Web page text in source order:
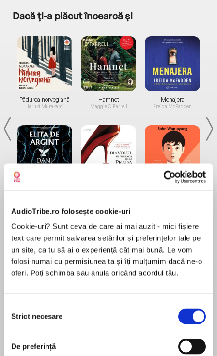
AudioTribe.ro folosește cookie-uri
Cookie-uri? Sunt ceva de care ai mai auzit - mici fișiere
text care permit salvarea setărilor și preferințelor tale pe
un site, ca tu să ai o experiență cât mai bună. Le vom
folosi numai cu permisiunea ta și îți mulțumim dacă ne-o
oferi. Poți schimba sau anula oricând acordul tău.
consimțământului
Strict necesare
De preferință
Dacă ți-a plăcut încearcă și
Pădurea norvegiană
Haruki Murakami
Hamnet
Maggie O'Farrell
Menajera
Freida McFadden
Desprecarte
Cea de-a patra ediție a podcastului Jurnal de
Leadership aduce în prim plan povestea
Cu o experiență de peste 17 ani într-un domeniu
tehnic, Mariana Garștea are o misiune clară: să
infrastructura – de la reparații reactive la
pentru această carte